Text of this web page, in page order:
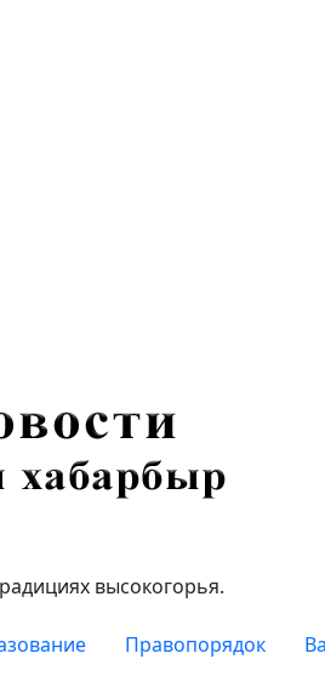
высокогорья.
Правопорядок